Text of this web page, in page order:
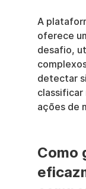
A
oferece
desafio,
detectar
classificar
ações de
Como